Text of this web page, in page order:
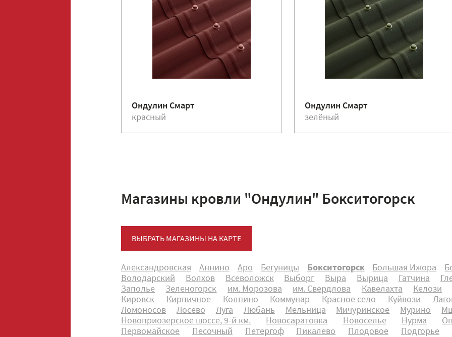
Ондулин Смарт
красный
Ондулин Смарт
зелёный
Магазины кровли "Ондулин" Бокситогорск
ВЫБРАТЬ МАГАЗИНЫ НА КАРТЕ
Александровская Аннино Аро Бегуницы Бокситогорск Большая Ижора
Володарский
Волхов Всеволожск Выборг Выра Вырица Гатчина
Заполье
Зеленогорск им. Морозова им. Свердлова Кавелахта
Келози
Кировск
Кирпичное Колпино Коммунар Красное село Куйвози
Ломоносов
Лосево Луга Любань Мельница Мичуринское Мурино
Новоприозерское шоссе, 9-й км.
Новосаратовка Новоселье Нурма
Первомайское
Песочный Петергоф Пикалево Плодовое Подгорье